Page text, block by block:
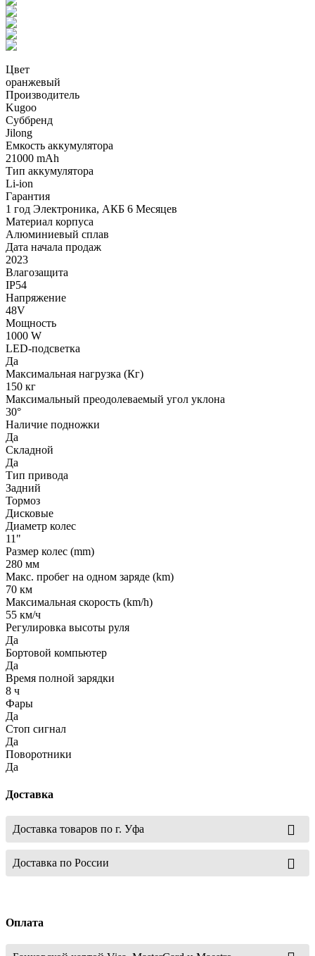
Цвет
оранжевый
Производитель
Kugoo
Суббренд
Jilong
Емкость аккумулятора
21000 mAh
Тип аккумулятора
Li-ion
Гарантия
1 год Электроника, АКБ 6 Месяцев
Материал корпуса
Алюминиевый сплав
Дата начала продаж
2023
Влагозащита
IP54
Напряжение
48V
Мощность
1000 W
LED-подсветка
Да
Максимальная нагрузка (Кг)
150 кг
Максимальный преодолеваемый угол уклона
30°
Наличие подножки
Да
Складной
Да
Тип привода
Задний
Тормоз
Дисковые
Диаметр колес
11"
Размер колес (mm)
280 мм
Макс. пробег на одном заряде (km)
70 км
Максимальная скорость (km/h)
55 км/ч
Регулировка высоты руля
Да
Бортовой компьютер
Да
Время полной зарядки
8 ч
Фары
Да
Стоп сигнал
Да
Поворотники
Да
Доставка
Доставка товаров по г. Уфа
Доставка по России
Оплата